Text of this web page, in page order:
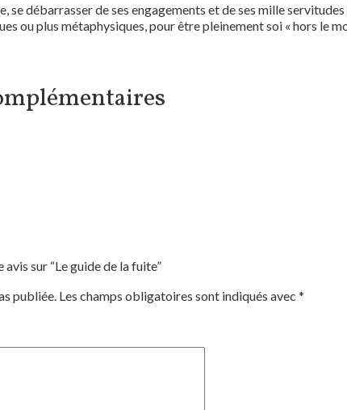
se débarrasser de ses engagements et de ses mille
ou plus métaphysiques, pour être pleinement soi « hors le
sur “Le guide de la fuite”
publiée. Les champs obligatoires sont indiqués avec *